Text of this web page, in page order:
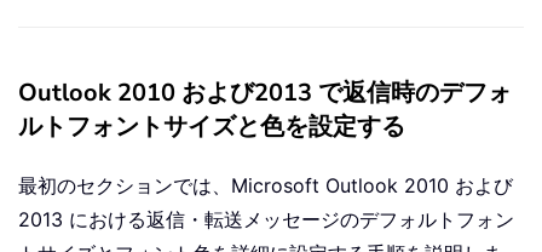
Outlook 2010 および2013 で返信時のデフォ
ルトフォントサイズと色を設定する
最初のセクションでは、Microsoft Outlook 2010 および
2013 における返信・転送メッセージのデフォルトフォン